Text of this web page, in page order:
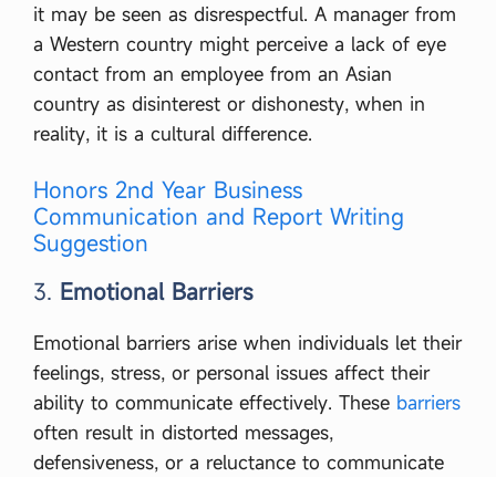
it may be seen as disrespectful. A manager from
a Western country might perceive a lack of eye
contact from an employee from an Asian
country as disinterest or dishonesty, when in
reality, it is a cultural difference.
Honors 2nd Year Business
Communication and Report Writing
Suggestion
3. Emotional Barriers
Emotional barriers arise when individuals let their
feelings, stress, or personal issues affect their
ability to communicate effectively. These barriers
often result in distorted messages,
defensiveness, or a reluctance to communicate